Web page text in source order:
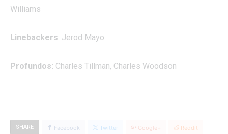
Williams
Linebackers: Jerod Mayo
Profundos: Charles Tillman, Charles Woodson
SHARE Facebook Twitter Google+ Reddit